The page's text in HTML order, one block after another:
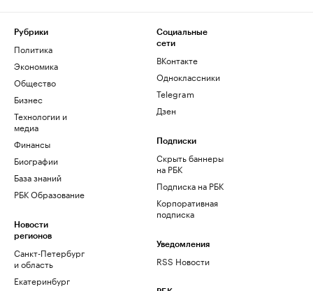
Рубрики
Политика
Экономика
Общество
Бизнес
Технологии и
медиа
Финансы
Биографии
База знаний
РБК Образование
Новости
регионов
Санкт-Петербург
и область
Екатеринбург
Социальные
сети
ВКонтакте
Одноклассники
Telegram
Дзен
Подписки
Скрыть баннеры
на РБК
Подписка на РБК
Корпоративная
подписка
Уведомления
RSS Новости